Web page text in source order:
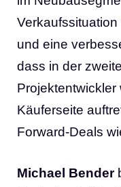
und eine
dass in der
Projektentwickler
Käuferseite
Forward-Deals
Michael Bender